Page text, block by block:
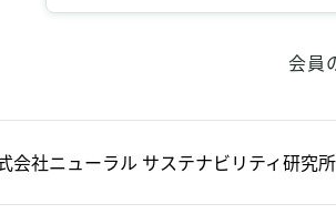
会員
会社ニューラル サステナビリティ研究所